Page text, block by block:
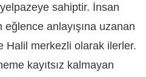
sahiptir. İnsan
anlayışına uzanan
Halil merkezli olarak ilerler.
kayıtsız kalmayan